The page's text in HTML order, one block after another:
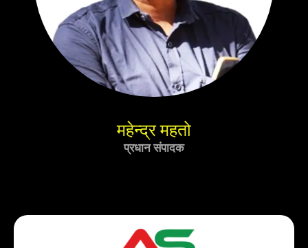
महेन्द्र महतो
प्रधान संपादक